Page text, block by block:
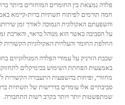
פלדה נמצאת בין החומרים המוחזרים ביותר
חמה תורמים לפיתוח תשתיות ברות-קיימא
והשפעתם האקולוגית הנמוכה לאורך זמן
על הסביבה כאשר הוא מנוהל כראוי, והארכת
החלפת החומר והעלויות האקולוגיות הקשורות
שכבת הזרניק על עמודי הפלדה המגולווניזים
באמצעות הפחתת השימוש בכימיקלים
מחזורי, ופיחות בהשפעות התעבורה הקשורות
סביבתיים אלו עומדים בדרישות של תשתיות
שמתפשטות יותר ויותר בקרב רשות התחבורה.